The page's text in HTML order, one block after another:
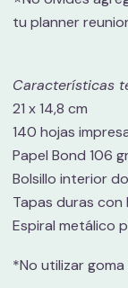
tu planner
Características
21 x 14,8 cm
140 hojas
Papel Bond 106
Bolsillo interior
Tapas duras
Espiral metálico
*No utilizar